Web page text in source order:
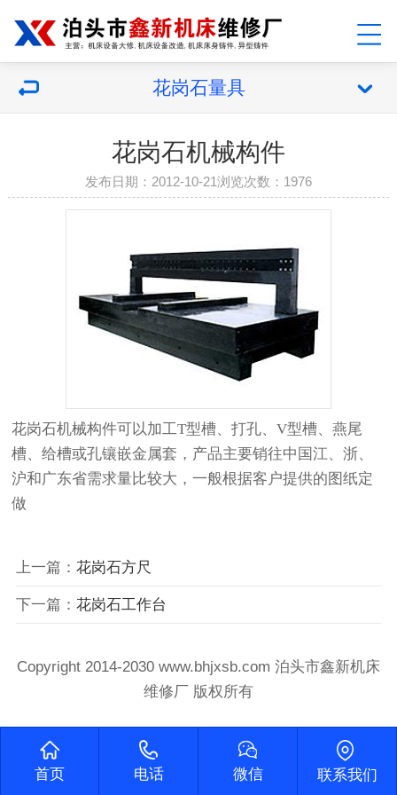
花岗石量具
花岗石机械构件
发布日期：2012-10-21浏览次数：1976
花岗石机械构件可以加工T型槽、打孔、V型槽、燕尾
槽、给槽或孔镶嵌金属套，产品主要销往中国江、浙、
沪和广东省需求量比较大，一般根据客户提供的图纸定
做
上一篇： 花岗石方尺
下一篇： 花岗石工作台
Copyright 2014-2030 www.bhjxsb.com 泊头市鑫新机床
维修厂 版权所有
首页 电话 微信 联系我们